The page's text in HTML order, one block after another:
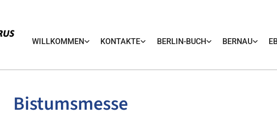
WILLKOMMEN KONTAKTE BERLIN-BUCH BERNAU
Bistumsmesse